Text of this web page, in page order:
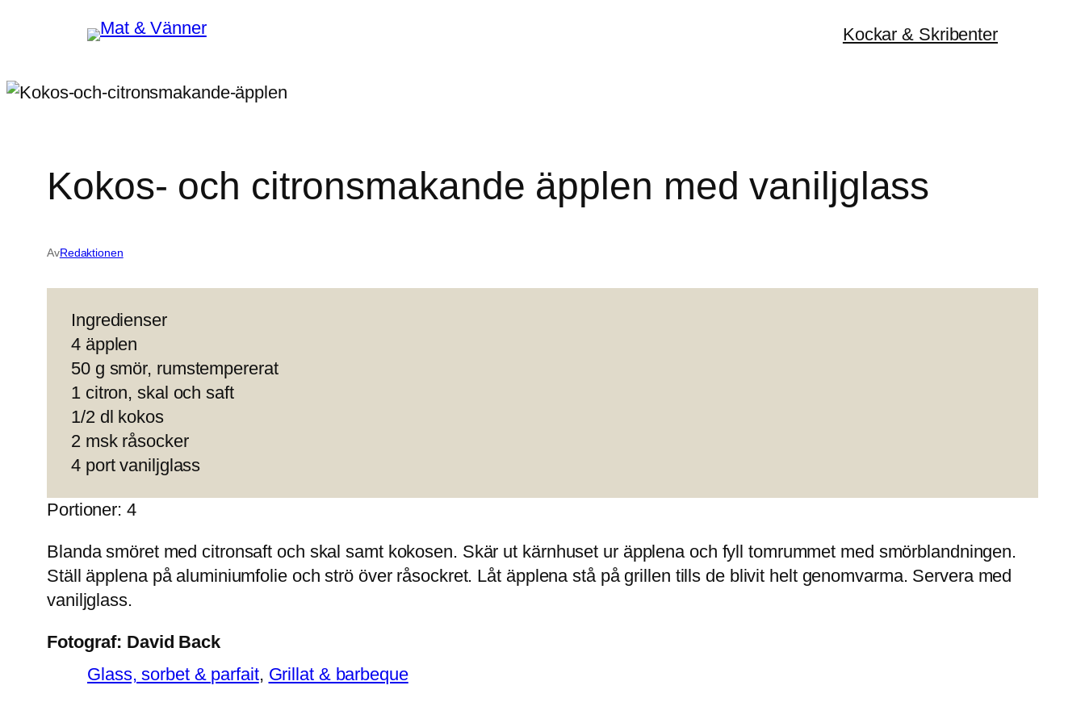
Kockar & Skribenter
Kokos- och citronsmakande äpplen med vaniljglass
AvRedaktionen
Ingredienser
4 äpplen
50 g smör, rumstempererat
1 citron, skal och saft
1/2 dl kokos
2 msk råsocker
4 port vaniljglass
Portioner: 4
Blanda smöret med citronsaft och skal samt kokosen. Skär ut kärnhuset ur äpplena och fyll tomrummet med smörblandningen.
Ställ äpplena på aluminiumfolie och strö över råsockret. Låt äpplena stå på grillen tills de blivit helt genomvarma. Servera med
vaniljglass.
Fotograf: David Back
Glass, sorbet & parfait, Grillat & barbeque